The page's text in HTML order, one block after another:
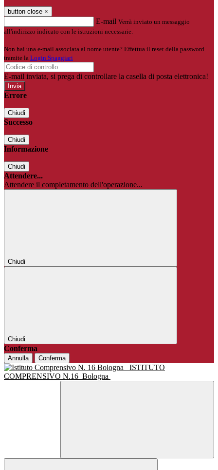
button close ×
E-mail Verrà inviato un messaggio
all'indirizzo indicato con le istruzioni necessarie.
Non hai una e-mail associata al nome utente? Effettua il reset della password
tramite la Login Spaggiari
E-mail inviata, si prega di controllare la casella di posta elettronica!
Errore
Chiudi
Successo
Chiudi
Informazione
Chiudi
Attendere...
Attendere il completamento dell'operazione...
Chiudi
Chiudi
Conferma
Annulla Conferma
ISTITUTO
COMPRENSIVO N.16 Bologna